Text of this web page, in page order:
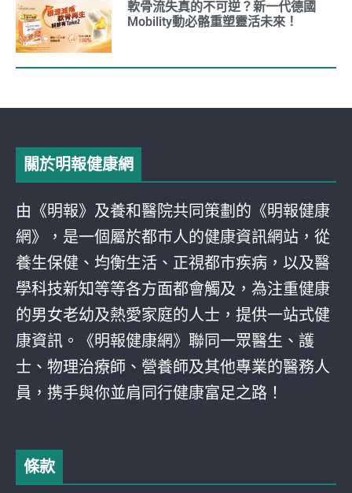
軟骨流失真的不可逆？新一代德國
Mobility動必骼重塑靈活未來！
關於明報健康網
由《明報》及養和醫院共同策劃的《明報健康
網》，是一個屬於都巿人的健康資訊網站，從
養生保健、均衡生活、正視都巿疾病，以及醫
學科技新知等等各方面都會觸及，為注重健康
的男女老幼及熱愛家庭的人士，提供一站式健
康資訊。《明報健康網》聯同一眾醫生、護
士、物理治療師、營養師及其他專業的醫務人
員，携手與你並肩同行健康富足之路！
條款